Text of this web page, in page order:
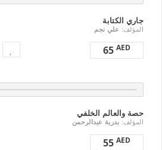
جاري الكتابة
المؤلف: علي نجم
65 AED
حصة والعالم الخلفي
المؤلف: بدرية عبدالرحمن
55 AED